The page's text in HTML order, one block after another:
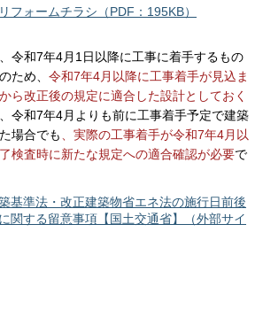
フォームチラシ（PDF：195KB）
令和7年4月1日以降に工事に着手するもの
ため、 令和7年4月以降に工事着手が見込ま
ら改正後の規定に適合した設計としておく
令和7年4月よりも前に工事着手予定で建築
場合でも、実際の工事着手が令和7年4月以
検査時に新たな規定への適合確認が必要で
基準法・改正建築物省エネ法の施行日前後
関する留意事項【国土交通省】（外部サイ